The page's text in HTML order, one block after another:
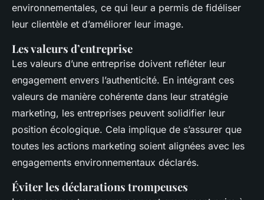
environnementales, ce qui leur a permis de fidéliser
leur clientèle et d’améliorer leur image.
Les valeurs d’entreprise
Les valeurs d’une entreprise doivent refléter leur
engagement envers l’authenticité. En intégrant ces
valeurs de manière cohérente dans leur stratégie
marketing, les entreprises peuvent solidifier leur
position écologique. Cela implique de s’assurer que
toutes les actions marketing soient alignées avec les
engagements environnementaux déclarés.
Éviter les déclarations trompeuses